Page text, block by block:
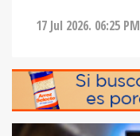
17 Jul 2026. 06:25 PM